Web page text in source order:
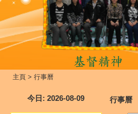
主頁 > 行事曆
今日 : 2026-08-09 行事曆